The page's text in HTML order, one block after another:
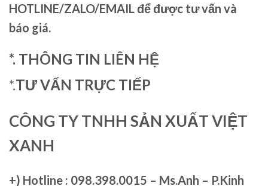
HOTLINE/ZALO/EMAIL để được tư vấn và
báo giá.
*. THÔNG TIN LIÊN HỆ
*.TƯ VẤN TRỰC TIẾP
CÔNG TY TNHH SẢN XUẤT VIỆT
XANH
+) Hotline : 098.398.0015 – Ms.Anh – P.Kinh